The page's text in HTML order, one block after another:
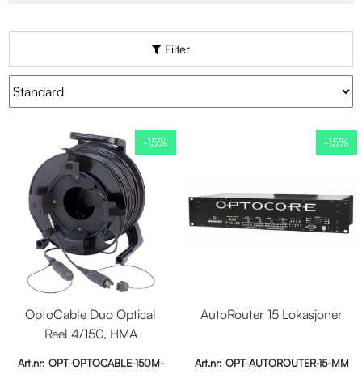
Filter
-15%
OptoCable Duo Optical
Reel 4/150, HMA
Art.nr: OPT-OPTOCABLE-150M-
-15%
AutoRouter 15 Lokasjoner
Art.nr: OPT-AUTOROUTER-15-MM